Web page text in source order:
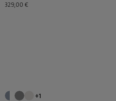
329,00 €
+1